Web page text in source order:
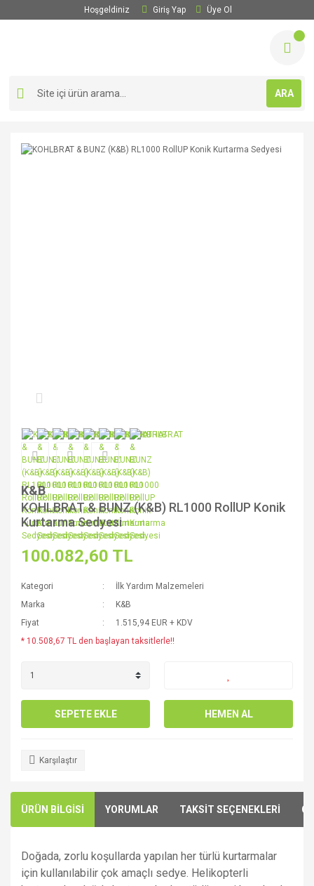
Hoşgeldiniz Giriş Yap Üye Ol
ARA
K&B
KOHLBRAT & BUNZ (K&B) RL1000 RollUP Konik
Kurtarma Sedyesi
100.082,60 TL
Kategori
İlk Yardım Malzemeleri
Marka
K&B
Fiyat
1.515,94 EUR + KDV
* 10.508,67 TL den başlayan taksitlerle!!
SEPETE EKLE HEMEN AL
Karşılaştır
ÜRÜN BİLGİSİ YORUMLAR TAKSİT SEÇENEKLERİ
Doğada, zorlu koşullarda yapılan her türlü kurtarmalar
için kullanılabilir çok amaçlı sedye. Helikopterli